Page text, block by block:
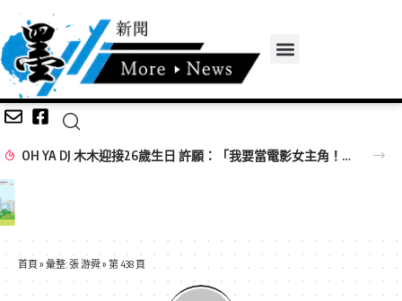
OH YA DJ 木木迎接26歲生日 許願：「我要當電影女主角！」
首頁 » 彙整: 張 游舜» 第 438 頁